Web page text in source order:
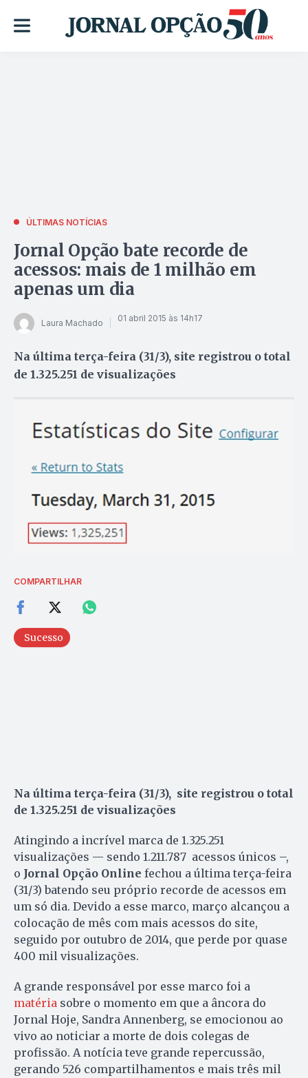
ÚLTIMAS NOTÍCIAS
Jornal Opção bate recorde de
acessos: mais de 1 milhão em
apenas um dia
Laura Machado 01 abril 2015 às 14h17
Na última terça-feira (31/3), site registrou o total
de 1.325.251 de visualizações
COMPARTILHAR
Sucesso
Na última terça-feira (31/3), site registrou o total
de 1.325.251 de visualizações
Atingindo a incrível marca de 1.325.251
visualizações — sendo 1.211.787 acessos únicos –,
o Jornal Opção Online fechou a última terça-feira
(31/3) batendo seu próprio recorde de acessos em
um só dia. Devido a esse marco, março alcançou a
colocação de mês com mais acessos do site,
seguido por outubro de 2014, que perde por quase
400 mil visualizações.
A grande responsável por esse marco foi a
matéria sobre o momento em que a âncora do
Jornal Hoje, Sandra Annenberg, se emocionou ao
vivo ao noticiar a morte de dois colegas de
profissão. A notícia teve grande repercussão,
gerando 526 compartilhamentos e mais três mil